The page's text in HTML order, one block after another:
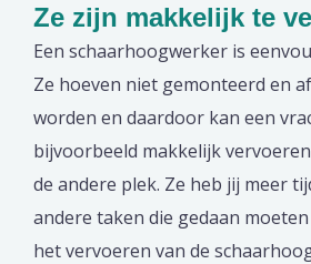
Ze zijn makkelijk te
Een schaarhoogwerker is
Ze hoeven niet gemonteerd en
worden en daardoor kan een
bijvoorbeeld makkelijk
de andere plek. Ze heb jij meer
andere taken die gedaan
het vervoeren van de